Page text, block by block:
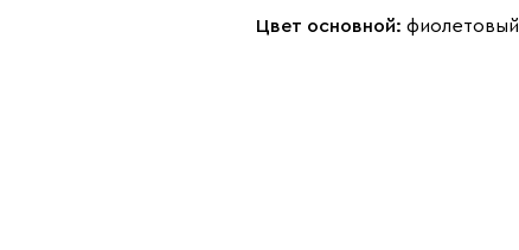
Цвет основной: фиолетовый